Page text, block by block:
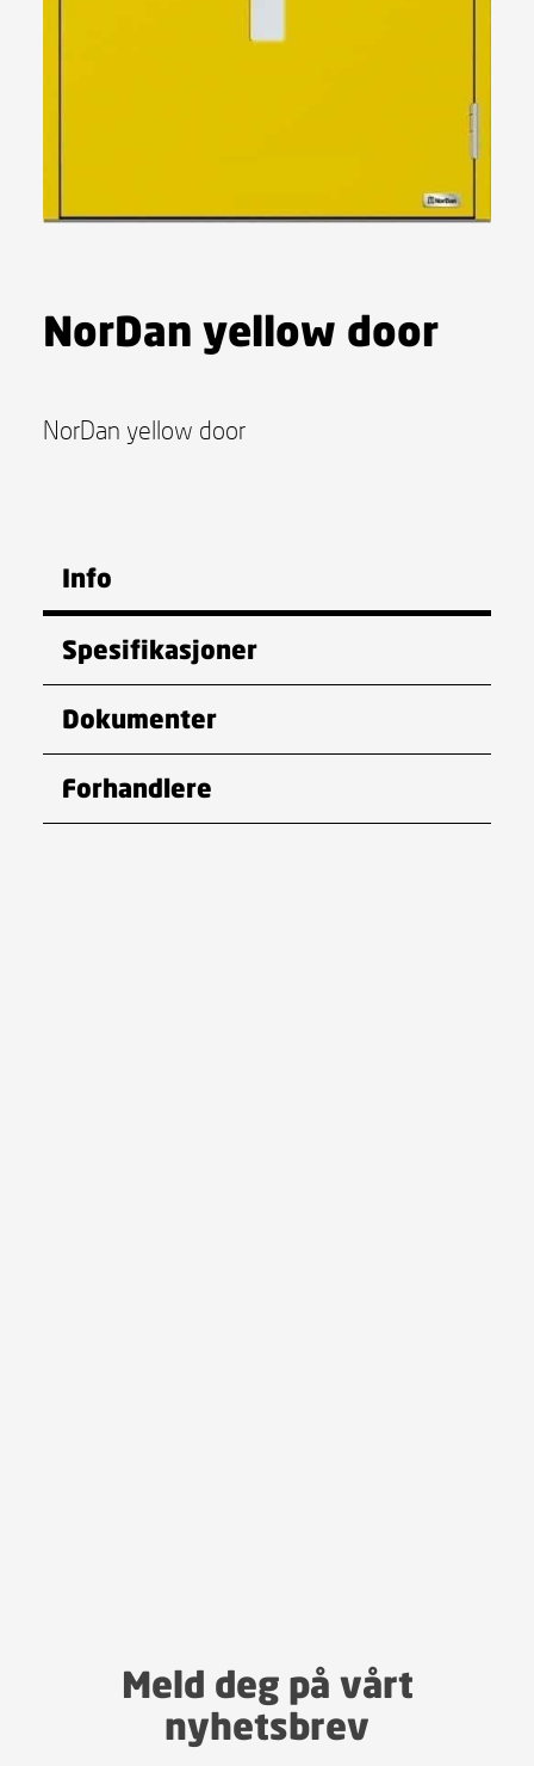
NorDan yellow door
NorDan yellow door
Info
Spesifikasjoner
Dokumenter
Forhandlere
Meld deg på vårt
nyhetsbrev